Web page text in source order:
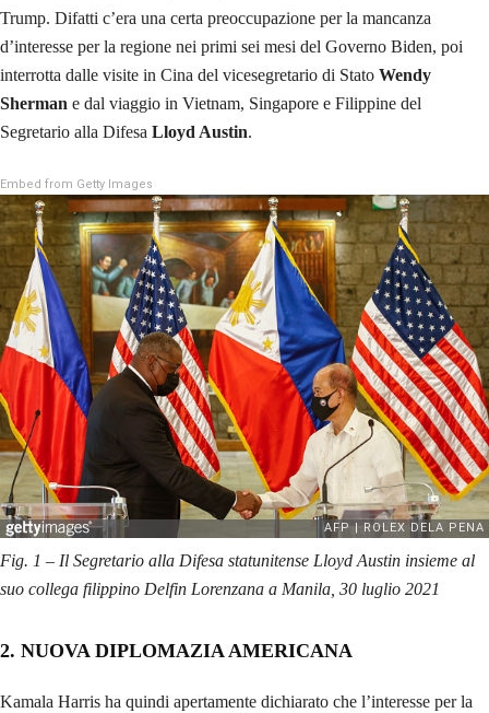
Trump. Difatti c’era una certa preoccupazione per la mancanza
d’interesse per la regione nei primi sei mesi del Governo Biden, poi
interrotta dalle visite in Cina del vicesegretario di Stato Wendy
Sherman e dal viaggio in Vietnam, Singapore e Filippine del
Segretario alla Difesa Lloyd Austin.
Embed from Getty Images
Fig. 1 – Il Segretario alla Difesa statunitense Lloyd Austin insieme al
suo collega filippino Delfin Lorenzana a Manila, 30 luglio 2021
2. NUOVA DIPLOMAZIA AMERICANA
Kamala Harris ha quindi apertamente dichiarato che l’interesse per la